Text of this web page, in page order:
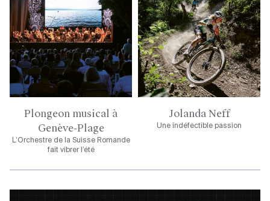
Plongeon musical à
Genève-Plage
L’Orchestre de la Suisse Romande
fait vibrer l’été
Jolanda Neff
Une indéfectible passion